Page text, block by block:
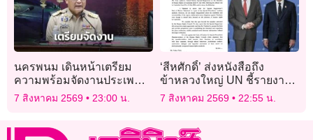
นครพนม เดินหน้าเตรียม
ความพร้อมจัดงานประเพณี
ไหลเรือไฟ ประจำปี 2569
7 สิงหาคม 2569 23:00 น.
‘สีหศักดิ์’ ส่งหนังสือถึง
ข้าหลวงใหญ่ UN ชี้รายงาน
‘ทอม แอนดรูวส์’ บิดเบือนปม
7 สิงหาคม 2569 22:55 น.